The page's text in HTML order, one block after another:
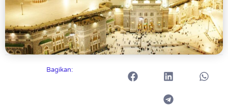
Bagikan: